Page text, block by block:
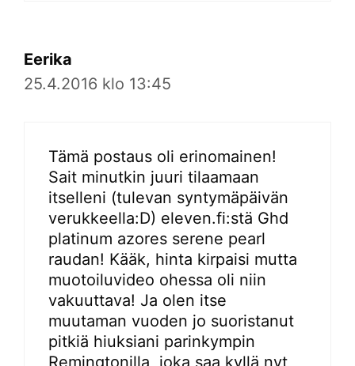
Eerika
25.4.2016 klo 13:45
Tämä postaus oli erinomainen!
Sait minutkin juuri tilaamaan
itselleni (tulevan syntymäpäivän
verukkeella:D) eleven.fi:stä Ghd
platinum azores serene pearl
raudan! Kääk, hinta kirpaisi mutta
muotoiluvideo ohessa oli niin
vakuuttava! Ja olen itse
muutaman vuoden jo suoristanut
pitkiä hiuksiani parinkympin